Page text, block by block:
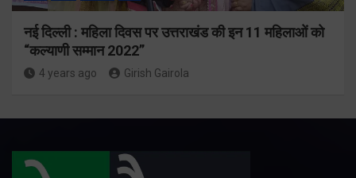
नई दिल्ली : महिला दिवस पर उत्तराखंड की इन 11 महिलाओं को
“कल्याणी सम्मान 2022”
4 years ago Girish Gairola